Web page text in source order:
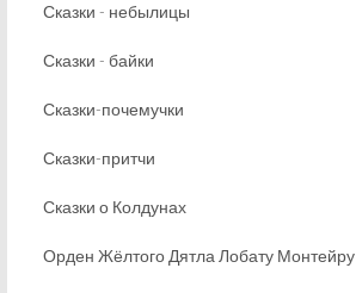
Сказки - небылицы
Сказки - байки
Сказки-почемучки
Сказки-притчи
Сказки о Колдунах
Орден Жёлтого Дятла Лобату Монтейру